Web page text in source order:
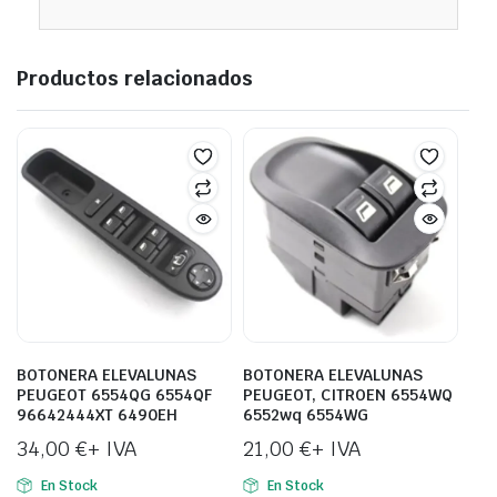
Productos relacionados
BOTONERA ELEVALUNAS
PEUGEOT 6554QG 6554QF
96642444XT 6490EH
34,00 €+ IVA
En Stock
BOTONERA ELEVALUNAS
PEUGEOT, CITROEN 6554WQ
6552wq 6554WG
21,00 €+ IVA
En Stock